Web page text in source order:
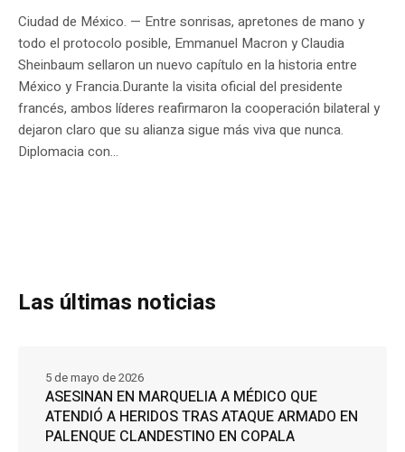
Ciudad de México. — Entre sonrisas, apretones de mano y
todo el protocolo posible, Emmanuel Macron y Claudia
Sheinbaum sellaron un nuevo capítulo en la historia entre
México y Francia.Durante la visita oficial del presidente
francés, ambos líderes reafirmaron la cooperación bilateral y
dejaron claro que su alianza sigue más viva que nunca.
Diplomacia con...
Las últimas noticias
ASESINAN EN MARQUELIA A MÉDICO QUE
ATENDIÓ A HERIDOS TRAS ATAQUE ARMADO EN
PALENQUE CLANDESTINO EN COPALA
5 de mayo de 2026